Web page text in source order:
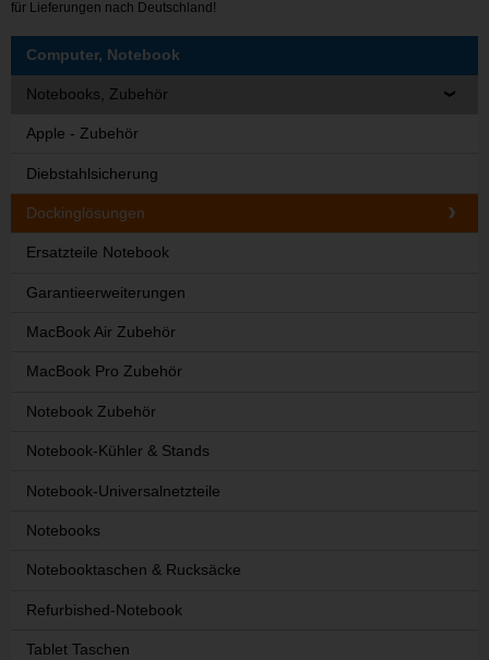
für Lieferungen nach Deutschland!
Computer, Notebook
Notebooks, Zubehör
Apple - Zubehör
Diebstahlsicherung
Dockinglösungen
Ersatzteile Notebook
Garantieerweiterungen
MacBook Air Zubehör
MacBook Pro Zubehör
Notebook Zubehör
Notebook-Kühler & Stands
Notebook-Universalnetzteile
Notebooks
Notebooktaschen & Rucksäcke
Refurbished-Notebook
Tablet Taschen